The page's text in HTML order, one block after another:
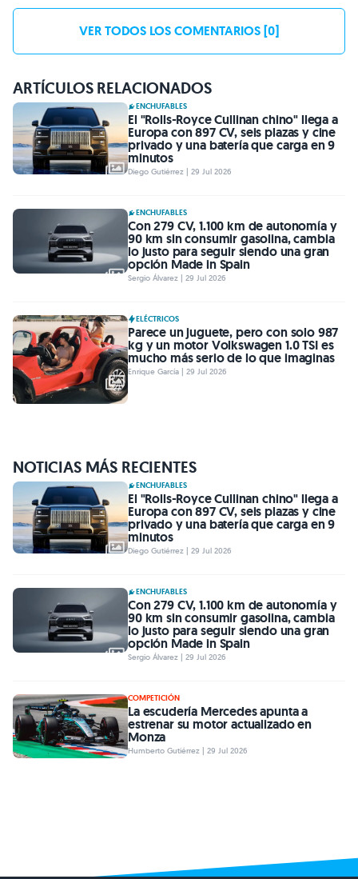
VER TODOS LOS COMENTARIOS [0]
ARTÍCULOS RELACIONADOS
ENCHUFABLES
El "Rolls-Royce Cullinan chino" llega a
Europa con 897 CV, seis plazas y cine
privado y una batería que carga en 9
minutos
Diego Gutiérrez | 29 Jul 2026
ENCHUFABLES
Con 279 CV, 1.100 km de autonomía y
90 km sin consumir gasolina, cambia
lo justo para seguir siendo una gran
opción Made in Spain
Sergio Álvarez | 29 Jul 2026
ELÉCTRICOS
Parece un juguete, pero con solo 987
kg y un motor Volkswagen 1.0 TSI es
mucho más serio de lo que imaginas
Enrique García | 29 Jul 2026
NOTICIAS MÁS RECIENTES
ENCHUFABLES
El "Rolls-Royce Cullinan chino" llega a
Europa con 897 CV, seis plazas y cine
privado y una batería que carga en 9
minutos
Diego Gutiérrez | 29 Jul 2026
ENCHUFABLES
Con 279 CV, 1.100 km de autonomía y
90 km sin consumir gasolina, cambia
lo justo para seguir siendo una gran
opción Made in Spain
Sergio Álvarez | 29 Jul 2026
COMPETICIÓN
La escudería Mercedes apunta a
estrenar su motor actualizado en
Monza
Humberto Gutiérrez | 29 Jul 2026